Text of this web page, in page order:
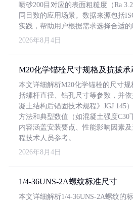
喷砂200目对应的表面粗糙度（Ra
同目数的应用场景。数据来源包括
实践，帮助用户根据需求选择合适的
2026年8月4日
M20化学锚栓尺寸规格及抗拔
本文详细解析M20化学锚栓的尺寸
括螺杆直径、钻孔尺寸等参数，并
凝土结构后锚固技术规程》JGJ 145
方法和典型数值（如混凝土强度C30
内容涵盖安装要点、性能影响因素
程技术人员参考。
2026年8月4日
1/4-36UNS-2A螺纹标准尺寸
本文详细解析1/4-36UNS-2A螺纹的